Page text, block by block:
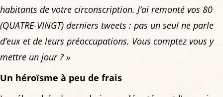
habitants de votre circonscription. J’ai remonté vos 80
(QUATRE-VINGT) derniers tweets : pas un seul ne parle
d’eux et de leurs préoccupations. Vous comptez vous y
mettre un jour ? »
Un héroïsme à peu de frais